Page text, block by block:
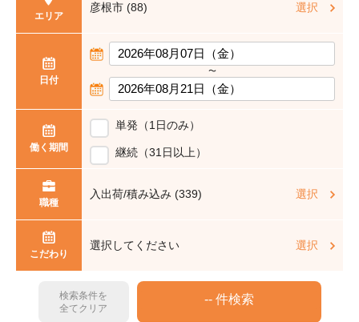
エリア
彦根市 (88) 選択
日付
〜
働く期間
単発（1日のみ）
継続（31日以上）
職種
入出荷/積み込み (339) 選択
こだわり
選択してください 選択
検索条件を
全てクリア